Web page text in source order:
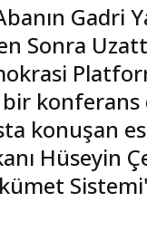
Gadri
Sonra
bir
konuşan
Hüseyin